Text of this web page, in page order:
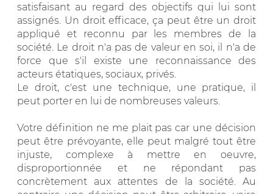
satisfaisant au regard des objectifs qui lui sont
assignés. Un droit efficace, ça peut être un droit
appliqué et reconnu par les membres de la
société. Le droit n'a pas de valeur en soi, il n'a de
force que s'il existe une reconnaissance des
acteurs étatiques, sociaux, privés.
Le droit, c'est une technique, une pratique, il
peut porter en lui de nombreuses valeurs.
Votre définition ne me plait pas car une décision
peut être prévoyante, elle peut malgré tout être
injuste, complexe à mettre en oeuvre,
disproportionnée et ne répondant pas
concrètement aux attentes de la société. Au